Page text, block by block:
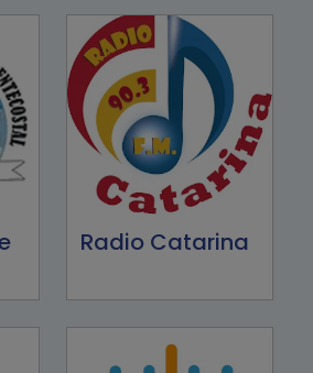
Radio Catarina